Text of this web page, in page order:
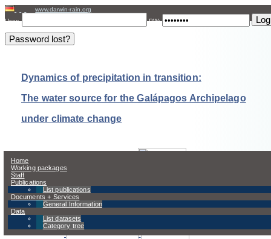
www.darwin-rain.org
User:
PW:
Dynamics of precipitation in transition:
The water source for the Galápagos Archipelago
under climate change
Home
Working packages
Staff
Publications
List publications
Documents + Services
General Information
Data
List datasets
Category tree
Imprint and privacy policy
Publisher: